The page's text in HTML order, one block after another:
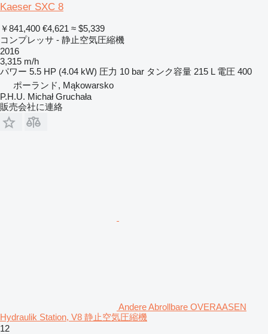
Kaeser SXC 8
￥841,400 €4,621 ≈ $5,339
コンプレッサ - 静止空気圧縮機
2016
3,315 m/h
パワー 5.5 HP (4.04 kW) 圧力 10 bar タンク容量 215 L 電圧 400
ポーランド, Mąkowarsko
P.H.U. Michał Gruchała
販売会社に連絡
Andere Abrollbare OVERAASEN
Hydraulik Station, V8 静止空気圧縮機
12